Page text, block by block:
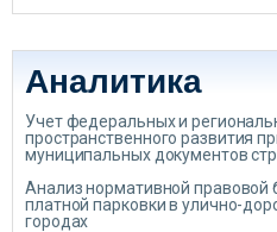
Аналитика
Учет федеральных и
пространственного развития
муниципальных документов
Анализ нормативной правовой
платной парковки в улично-
городах